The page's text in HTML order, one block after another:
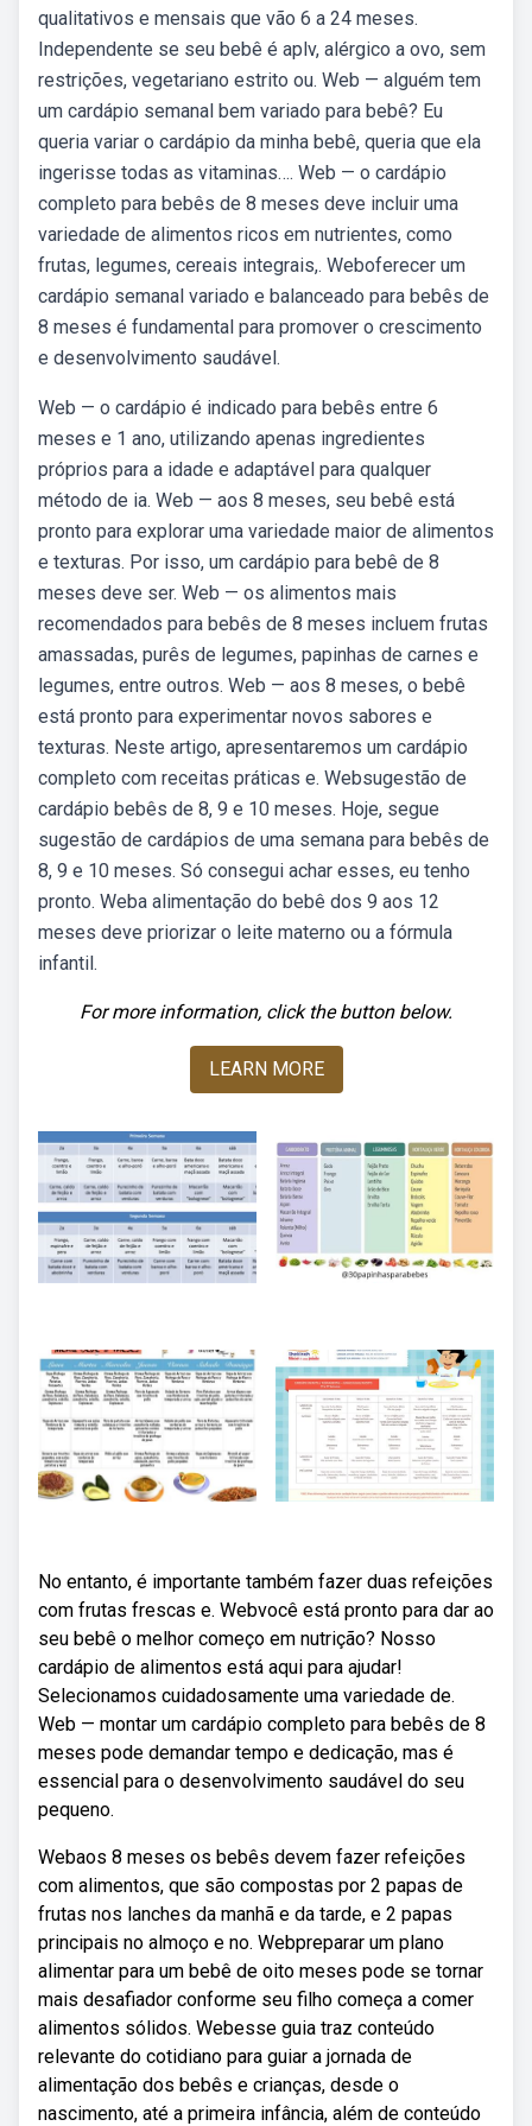
qualitativos e mensais que vão 6 a 24 meses.
Independente se seu bebê é aplv, alérgico a ovo, sem
restrições, vegetariano estrito ou. Web — alguém tem
um cardápio semanal bem variado para bebê? Eu
queria variar o cardápio da minha bebê, queria que ela
ingerisse todas as vitaminas…. Web — o cardápio
completo para bebês de 8 meses deve incluir uma
variedade de alimentos ricos em nutrientes, como
frutas, legumes, cereais integrais,. Weboferecer um
cardápio semanal variado e balanceado para bebês de
8 meses é fundamental para promover o crescimento
e desenvolvimento saudável.
Web — o cardápio é indicado para bebês entre 6
meses e 1 ano, utilizando apenas ingredientes
próprios para a idade e adaptável para qualquer
método de ia. Web — aos 8 meses, seu bebê está
pronto para explorar uma variedade maior de alimentos
e texturas. Por isso, um cardápio para bebê de 8
meses deve ser. Web — os alimentos mais
recomendados para bebês de 8 meses incluem frutas
amassadas, purês de legumes, papinhas de carnes e
legumes, entre outros. Web — aos 8 meses, o bebê
está pronto para experimentar novos sabores e
texturas. Neste artigo, apresentaremos um cardápio
completo com receitas práticas e. Websugestão de
cardápio bebês de 8, 9 e 10 meses. Hoje, segue
sugestão de cardápios de uma semana para bebês de
8, 9 e 10 meses. Só consegui achar esses, eu tenho
pronto. Weba alimentação do bebê dos 9 aos 12
meses deve priorizar o leite materno ou a fórmula
infantil.
For more information, click the button below.
LEARN MORE
No entanto, é importante também fazer duas refeições
com frutas frescas e. Webvocê está pronto para dar ao
seu bebê o melhor começo em nutrição? Nosso
cardápio de alimentos está aqui para ajudar!
Selecionamos cuidadosamente uma variedade de.
Web — montar um cardápio completo para bebês de 8
meses pode demandar tempo e dedicação, mas é
essencial para o desenvolvimento saudável do seu
pequeno.
Webaos 8 meses os bebês devem fazer refeições
com alimentos, que são compostas por 2 papas de
frutas nos lanches da manhã e da tarde, e 2 papas
principais no almoço e no. Webpreparar um plano
alimentar para um bebê de oito meses pode se tornar
mais desafiador conforme seu filho começa a comer
alimentos sólidos. Webesse guia traz conteúdo
relevante do cotidiano para guiar a jornada de
alimentação dos bebês e crianças, desde o
nascimento, até a primeira infância, além de conteúdo